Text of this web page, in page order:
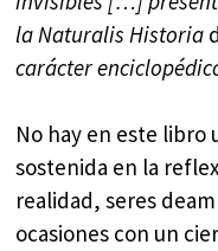
la Naturalis Historia
carácter
No hay en este libro
sostenida en la
realidad, seres
ocasiones con un